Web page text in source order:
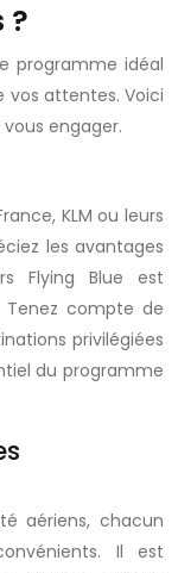
?
programmeidéal
vos attentes. Voici
engager.
KLM ou leurs
les avantages
Flying Blueest
Tenez compte de
privilégiées
du programme
aériens, chacun
Il est